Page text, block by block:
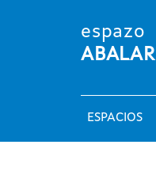
espazo
ABALAR
ESPACIOS